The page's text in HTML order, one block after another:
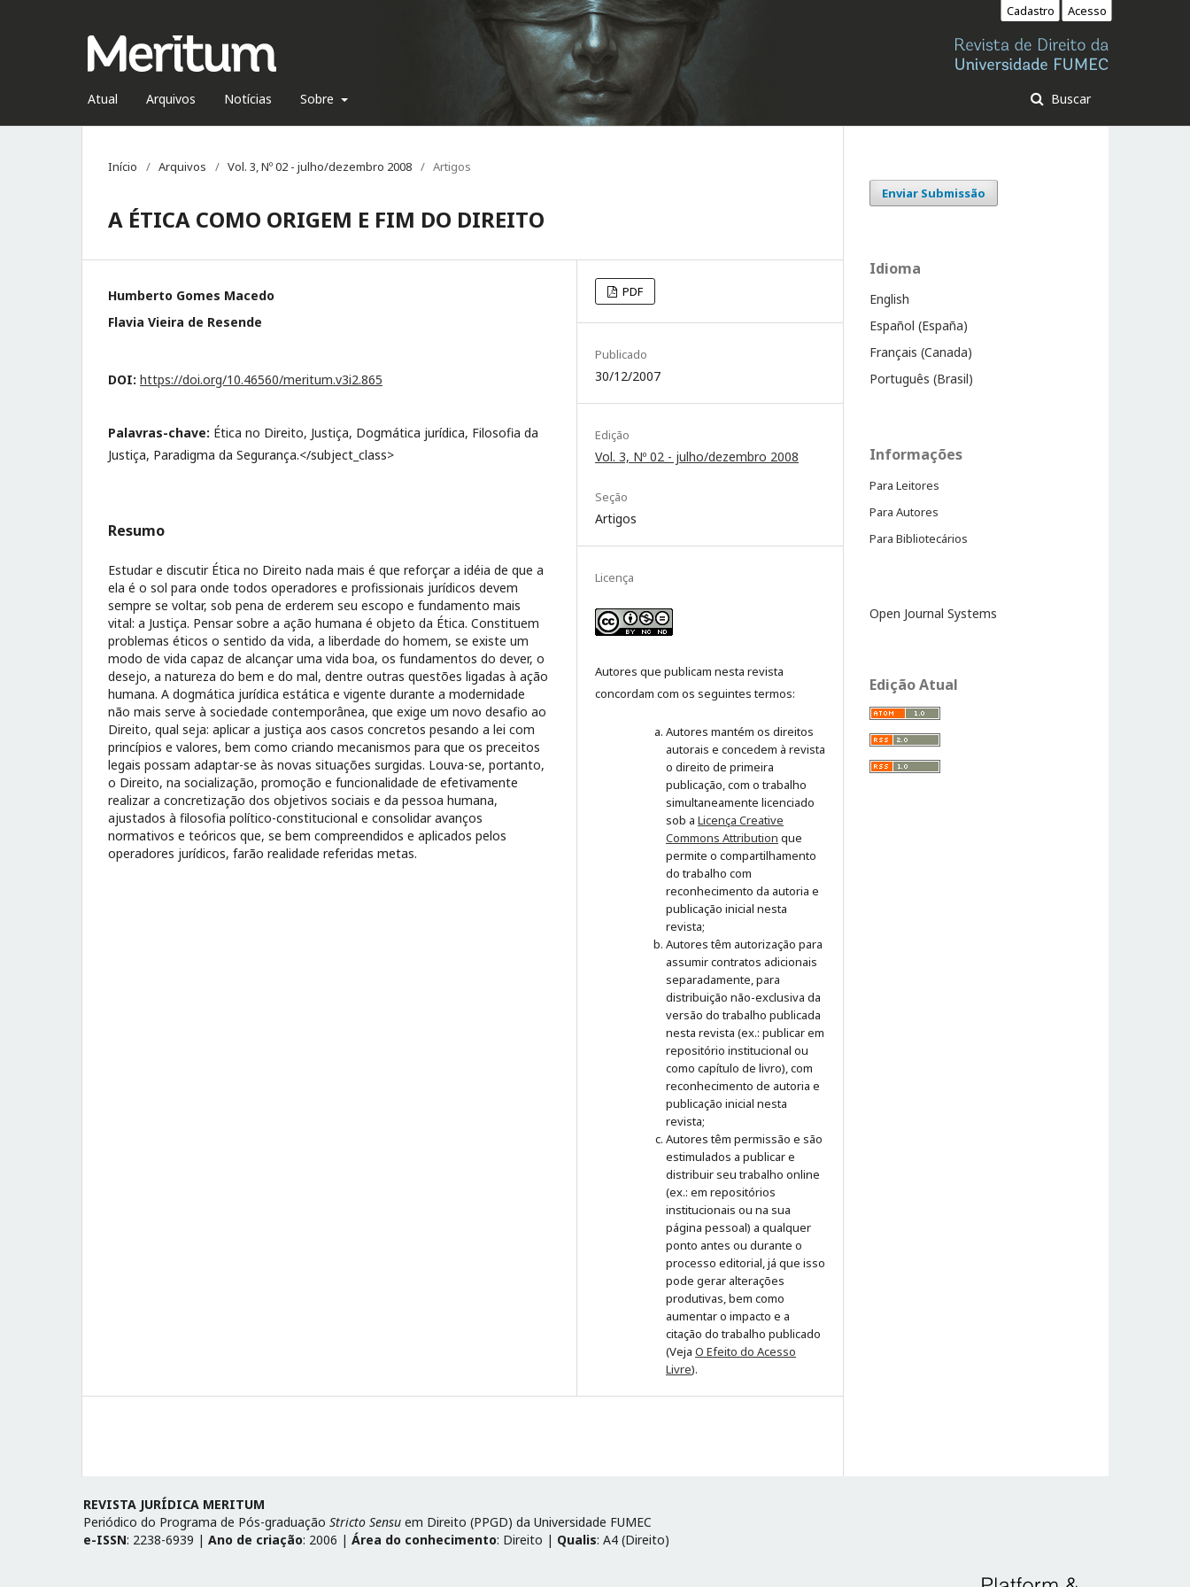
Atual Arquivos Notícias Sobre Buscar
Cadastro Acesso
Início / Arquivos / Vol. 3, Nº 02 - julho/dezembro 2008 / Artigos
A ÉTICA COMO ORIGEM E FIM DO DIREITO
Humberto Gomes Macedo
Flavia Vieira de Resende
DOI: https://doi.org/10.46560/meritum.v3i2.865
Palavras-chave: Ética no Direito, Justiça, Dogmática jurídica, Filosofia da
Justiça, Paradigma da Segurança.</subject_class>
Resumo
Estudar e discutir Ética no Direito nada mais é que reforçar a idéia de que a
ela é o sol para onde todos operadores e profissionais jurídicos devem
sempre se voltar, sob pena de erderem seu escopo e fundamento mais
vital: a Justiça. Pensar sobre a ação humana é objeto da Ética. Constituem
problemas éticos o sentido da vida, a liberdade do homem, se existe um
modo de vida capaz de alcançar uma vida boa, os fundamentos do dever, o
desejo, a natureza do bem e do mal, dentre outras questões ligadas à ação
humana. A dogmática jurídica estática e vigente durante a modernidade
não mais serve à sociedade contemporânea, que exige um novo desafio ao
Direito, qual seja: aplicar a justiça aos casos concretos pesando a lei com
princípios e valores, bem como criando mecanismos para que os preceitos
legais possam adaptar-se às novas situações surgidas. Louva-se, portanto,
o Direito, na socialização, promoção e funcionalidade de efetivamente
realizar a concretização dos objetivos sociais e da pessoa humana,
ajustados à filosofia político-constitucional e consolidar avanços
normativos e teóricos que, se bem compreendidos e aplicados pelos
operadores jurídicos, farão realidade referidas metas.
PDF
Publicado
30/12/2007
Edição
Vol. 3, Nº 02 - julho/dezembro 2008
Seção
Artigos
Licença
Autores que publicam nesta revista
concordam com os seguintes termos:
Autores mantém os direitos
autorais e concedem à revista
o direito de primeira
publicação, com o trabalho
simultaneamente licenciado
sob a Licença Creative
Commons Attribution que
permite o compartilhamento
do trabalho com
reconhecimento da autoria e
publicação inicial nesta
revista;
Autores têm autorização para
assumir contratos adicionais
separadamente, para
distribuição não-exclusiva da
versão do trabalho publicada
nesta revista (ex.: publicar em
repositório institucional ou
como capítulo de livro), com
reconhecimento de autoria e
publicação inicial nesta
revista;
Autores têm permissão e são
estimulados a publicar e
distribuir seu trabalho online
(ex.: em repositórios
institucionais ou na sua
página pessoal) a qualquer
ponto antes ou durante o
processo editorial, já que isso
pode gerar alterações
produtivas, bem como
aumentar o impacto e a
citação do trabalho publicado
(Veja O Efeito do Acesso
Livre).
Enviar Submissão
Idioma
English
Español (España)
Français (Canada)
Português (Brasil)
Informações
Para Leitores
Para Autores
Para Bibliotecários
Open Journal Systems
Edição Atual
REVISTA JURÍDICA MERITUM
Periódico do Programa de Pós-graduação Stricto Sensu em Direito (PPGD) da Universidade FUMEC
e-ISSN: 2238-6939 | Ano de criação: 2006 | Área do conhecimento: Direito | Qualis: A4 (Direito)